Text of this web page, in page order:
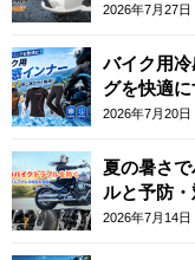
2026年7月27日
バイク用
グを快適
2026年7月20日
夏の暑さ
ルと予防
2026年7月14日